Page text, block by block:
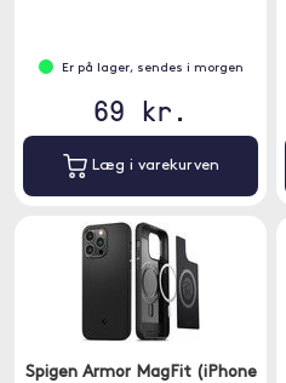
Er på lager, sendes i morgen
69 kr.
Læg i varekurven
Spigen Armor MagFit (iPhone